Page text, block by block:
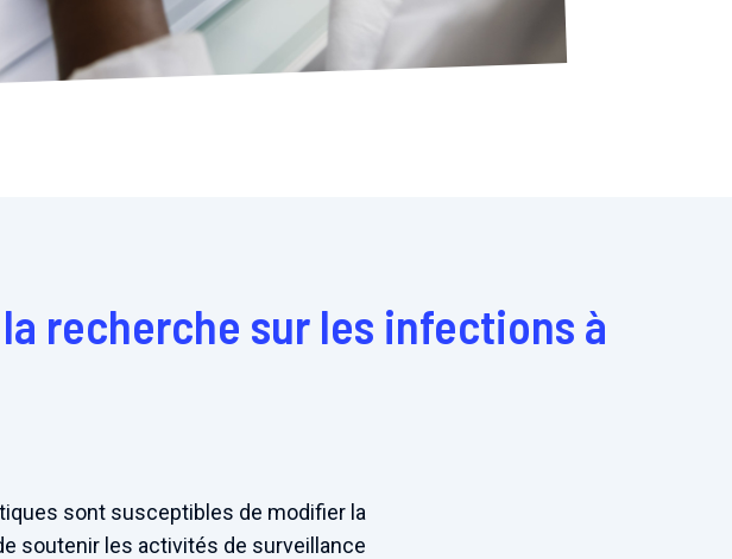
recherche sur les infections à
sont susceptibles de modifier la
soutenir les activités de surveillance